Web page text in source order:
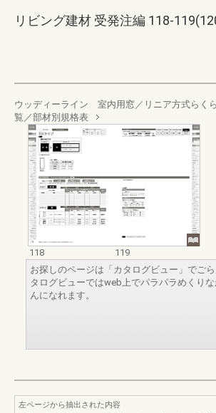
リビング建材 受発注編 118-
ウッディーライン 室内用窓／リニア方式らく
覧／部材別規格表
118
119
お探しのページは「カタログビュー」でご
タログビューではweb上でパラパラめくり
んになれます。
左ページから抽出された内容